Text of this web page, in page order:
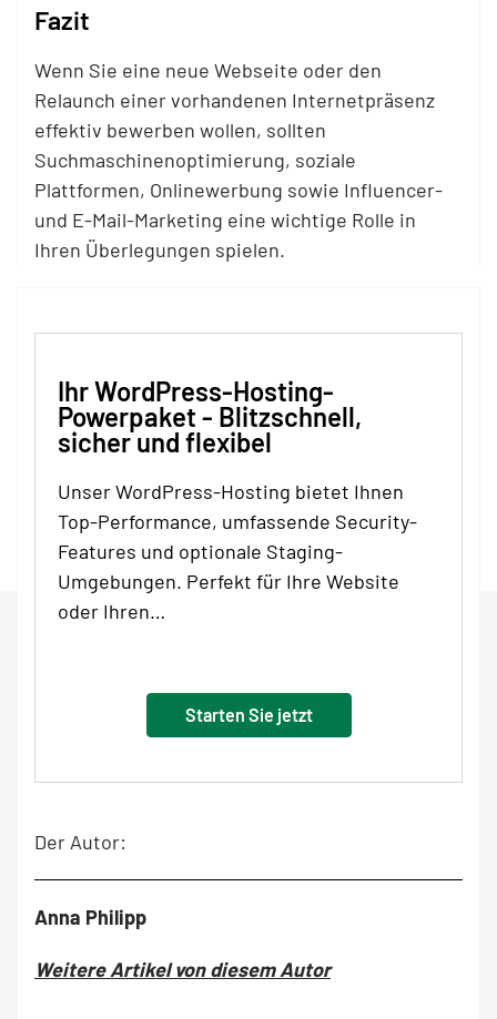
Fazit
Wenn Sie eine neue Webseite oder den
Relaunch einer vorhandenen Internetpräsenz
effektiv bewerben wollen, sollten
Suchmaschinenoptimierung, soziale
Plattformen, Onlinewerbung sowie Influencer-
und E-Mail-Marketing eine wichtige Rolle in
Ihren Überlegungen spielen.
Ihr WordPress-Hosting-
Powerpaket - Blitzschnell,
sicher und flexibel
Unser WordPress-Hosting bietet Ihnen
Top-Performance, umfassende Security-
Features und optionale Staging-
Umgebungen. Perfekt für Ihre Website
oder Ihren…
Starten Sie jetzt
Der Autor:
Anna Philipp
Weitere Artikel von diesem Autor